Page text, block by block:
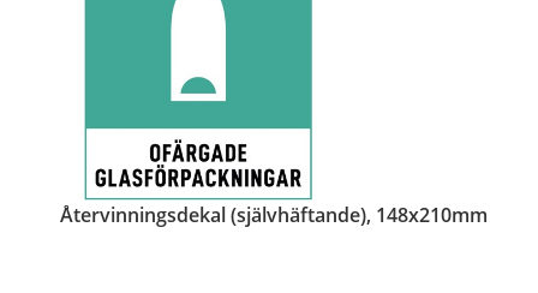
Återvinningsdekal (självhäftande), 148x210mm